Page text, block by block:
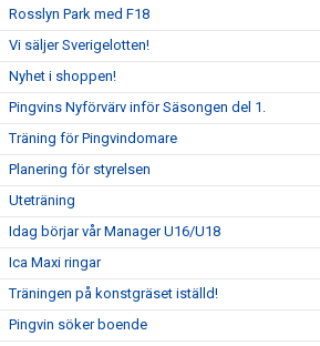
Rosslyn Park med F18
Vi säljer Sverigelotten!
Nyhet i shoppen!
Pingvins Nyförvärv inför Säsongen del 1.
Träning för Pingvindomare
Planering för styrelsen
Uteträning
Idag börjar vår Manager U16/U18
Ica Maxi ringar
Träningen på konstgräset iställd!
Pingvin söker boende